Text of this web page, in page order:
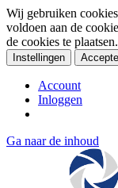
Wij gebruiken
voldoen aan de
de cookies te plaatsen.
Instellingen
Account
Inloggen
Ga naar de inhoud